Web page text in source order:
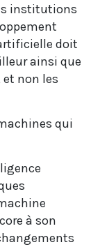
institutions
doit
ainsi que
et non les
qui
à son